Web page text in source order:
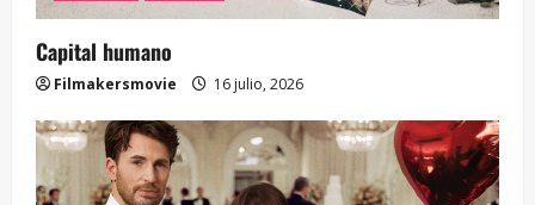
Capital humano
Filmakersmovie 16 julio, 2026